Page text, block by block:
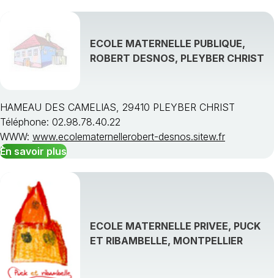
ECOLE MATERNELLE PUBLIQUE,
ROBERT DESNOS, PLEYBER CHRIST
HAMEAU DES CAMELIAS, 29410 PLEYBER CHRIST
Téléphone: 02.98.78.40.22
WWW: www.ecolematernellerobert-desnos.sitew.fr
En savoir plus
ECOLE MATERNELLE PRIVEE, PUCK
ET RIBAMBELLE, MONTPELLIER